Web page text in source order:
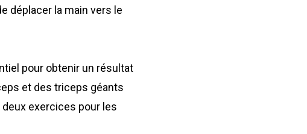
déplacer la main vers le
pour obtenir un résultat
et des triceps géants
deux exercices pour les